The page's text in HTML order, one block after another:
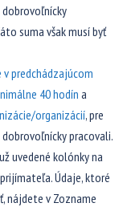
suma však musí byť
predchádzajúcom
40 hodín a
organizácií, pre
pracovali.
uvedené kolónky na
Údaje, ktoré
nájdete v Zozname